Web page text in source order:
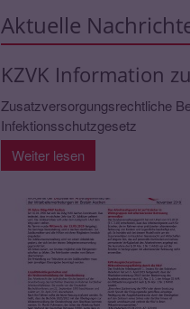
Aktuelle
KZVK Information
Zusatzversorgungsrechtliche
Infektionsschutzgesetz
Weiter lesen